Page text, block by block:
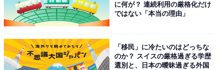
に何が？ 連続利用の厳格化だけ
ではない「本当の理由」
「移民」に冷たいのはどっちな
のか？ スイスの厳格過ぎる学歴
選別と、日本の曖昧過ぎる外国